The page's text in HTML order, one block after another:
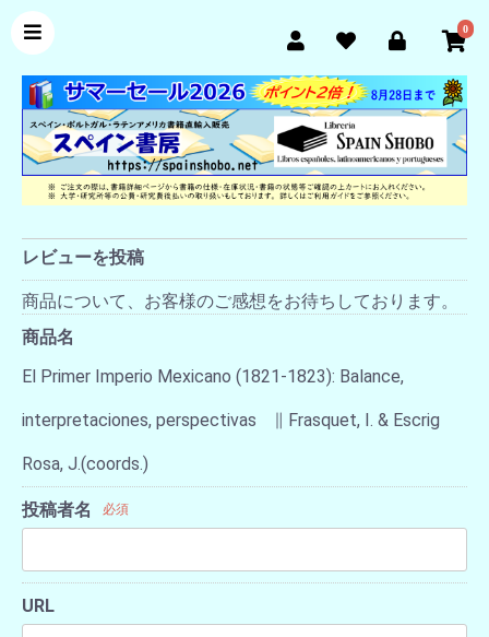
0
レビューを投稿
商品について、お客様のご感想をお待ちしております。
商品名
El Primer Imperio Mexicano (1821-1823): Balance,
interpretaciones, perspectivas ∥ Frasquet, I. & Escrig
Rosa, J.(coords.)
投稿者名 必須
URL